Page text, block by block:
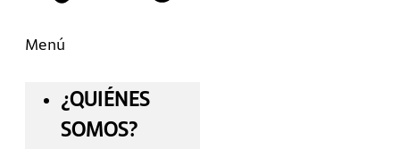
Menú
¿QUIÉNES
SOMOS?